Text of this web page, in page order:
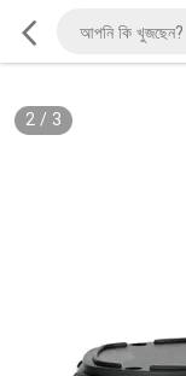
2/ 3